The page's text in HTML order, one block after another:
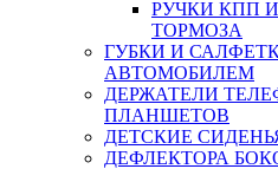
РУЧКИ КПП
ТОРМОЗА
ГУБКИ И
АВТОМОБИЛЕМ
ДЕРЖАТЕЛИ
ПЛАНШЕТОВ
ДЕТСКИЕ
ДЕФЛЕКТОРА